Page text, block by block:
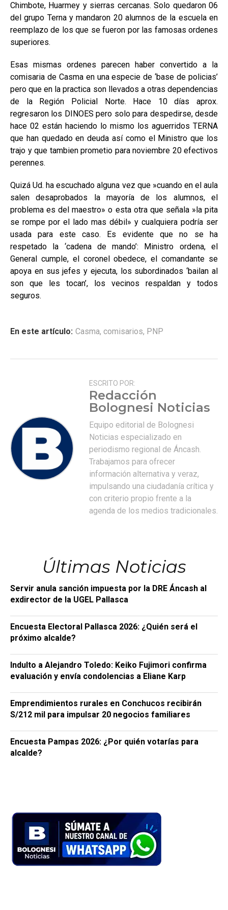
Chimbote, Huarmey y sierras cercanas. Solo quedaron 06
del grupo Terna y mandaron 20 alumnos de la escuela en
reemplazo de los que se fueron por las famosas ordenes
superiores.
Esas mismas ordenes parecen haber convertido a la
comisaria de Casma en una especie de ‘base de policias’
pero que en la practica son llevados a otras dependencias
de la Región Policial Norte. Hace 10 días aprox.
regresaron los DINOES pero solo para despedirse, desde
hace 02 están haciendo lo mismo los aguerridos TERNA
que han quedado en deuda así como el Ministro que los
trajo y que tambien prometio para noviembre 20 efectivos
perennes.
Quizá Ud. ha escuchado alguna vez que »cuando en el aula
salen desaprobados la mayoría de los alumnos, el
problema es del maestro» o esta otra que señala »la pita
se rompe por el lado mas débil» y cualquiera podría ser
usada para este caso. Es evidente que no se ha
respetado la ‘cadena de mando’: Ministro ordena, el
General cumple, el coronel obedece, el comandante se
apoya en sus jefes y ejecuta, los subordinados ‘bailan al
son que les tocan’, los vecinos respaldan y todos
seguros.
En este artículo: Casma, comisarios, PNP
ESCRITO POR:
Redacción
Bolognesi Noticias
Equipo editorial de Bolognesi
Noticias especializado en
periodismo regional de Áncash.
Trabajamos para ofrecer
información alternativa y veraz,
impulsando una ciudadanía crítica y
con criterio propio frente a la
agenda de los medios tradicionales.
Últimas Noticias
Servir anula sanción impuesta por la DRE Áncash al
exdirector de la UGEL Pallasca
Encuesta Electoral Pallasca 2026: ¿Quién será el
próximo alcalde?
Indulto a Alejandro Toledo: Keiko Fujimori confirma
evaluación y envía condolencias a Eliane Karp
Emprendimientos rurales en Conchucos recibirán
S/212 mil para impulsar 20 negocios familiares
Encuesta Pampas 2026: ¿Por quién votarías para
alcalde?